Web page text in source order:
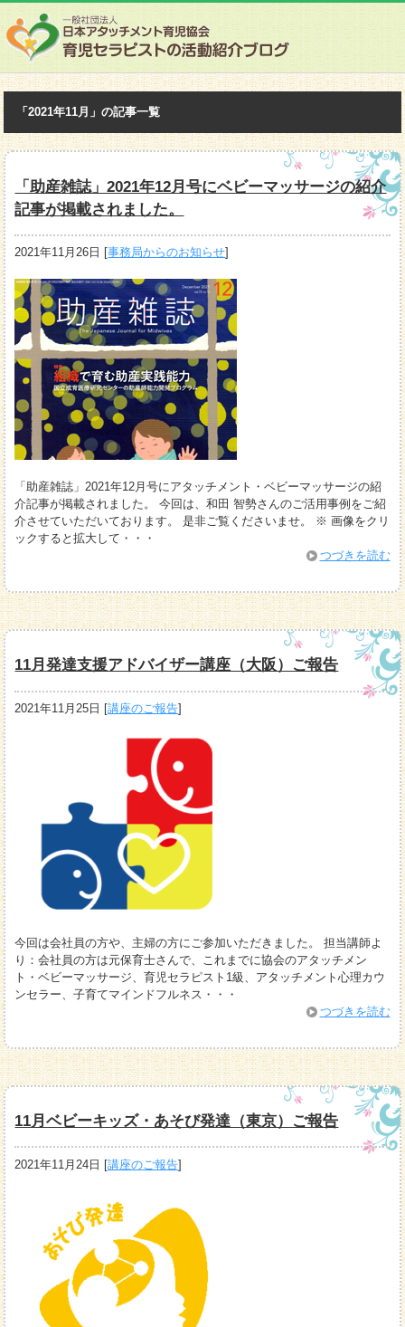
「2021年11月」の記事一覧
「助産雑誌」2021年12月号にベビーマッサージの紹介
記事が掲載されました。
2021年11月26日 [事務局からのお知らせ]
「助産雑誌」2021年12月号にアタッチメント・ベビーマッサージの紹
介記事が掲載されました。 今回は、和田 智勢さんのご活用事例をご紹
介させていただいております。 是非ご覧くださいませ。 ※ 画像をクリ
ックすると拡大して・・・
つづきを読む
11月発達支援アドバイザー講座（大阪）ご報告
2021年11月25日 [講座のご報告]
今回は会社員の方や、主婦の方にご参加いただきました。 担当講師よ
り：会社員の方は元保育士さんで、これまでに協会のアタッチメン
ト・ベビーマッサージ、育児セラピスト1級、アタッチメント心理カウ
ンセラー、子育てマインドフルネス・・・
つづきを読む
11月ベビーキッズ・あそび発達（東京）ご報告
2021年11月24日 [講座のご報告]